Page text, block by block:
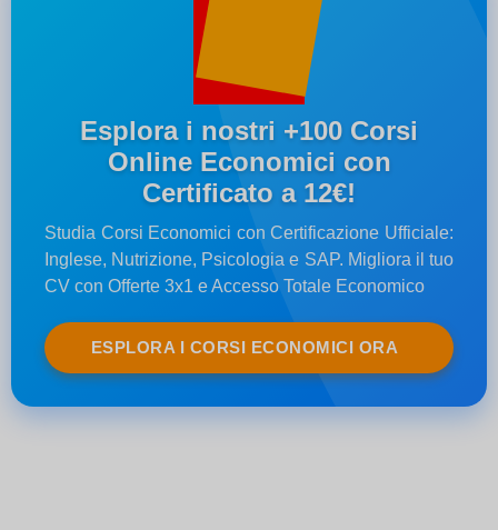
Esplora i nostri +100 Corsi
Online Economici con
Certificato a 12€!
Studia Corsi Economici con Certificazione Ufficiale:
Inglese, Nutrizione, Psicologia e SAP. Migliora il tuo
CV con Offerte 3x1 e Accesso Totale Economico
ESPLORA I CORSI ECONOMICI ORA